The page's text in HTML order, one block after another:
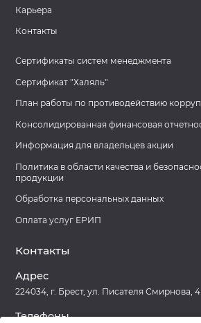
Карьера
Контакты
Сертификаты систем менеджмента
Сертификат "Халяль"
План работы по противодействию
Консолидированная финансовая
Информация для владельцев акции
Политика в области качества и
продукции
Обработка персональных данных
Оплата услуг ЕРИП
Контакты
Адрес
224034, г. Брест, ул. Писателя Смирнова, 4
Телефоны